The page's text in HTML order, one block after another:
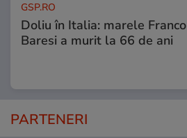
GSP.RO
Doliu în Italia: marele Franco
Baresi a murit la 66 de ani
PARTENERI